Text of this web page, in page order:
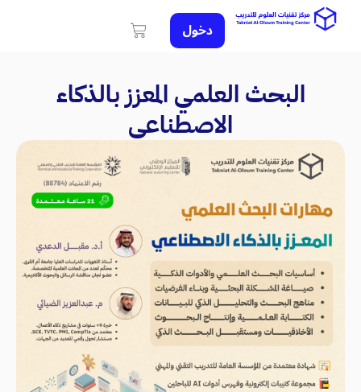
دخول
البحث العلمي المعزز بالذكاء
الاصطناعي